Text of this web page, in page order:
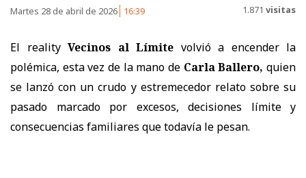
Martes 28 de abril de 2026 16:39 1.871 visitas
El reality Vecinos al Límite volvió a encender la
polémica, esta vez de la mano de Carla Ballero, quien
se lanzó con un crudo y estremecedor relato sobre su
pasado marcado por excesos, decisiones límite y
consecuencias familiares que todavía le pesan.